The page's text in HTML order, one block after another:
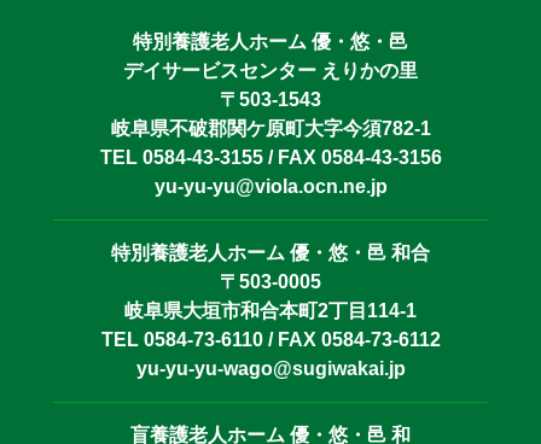
特別養護老人ホーム 優・悠・邑
デイサービスセンター えりかの里
〒503-1543
岐阜県不破郡関ケ原町大字今須782-1
TEL 0584-43-3155 / FAX 0584-43-3156
yu-yu-yu@viola.ocn.ne.jp
特別養護老人ホーム 優・悠・邑 和合
〒503-0005
岐阜県大垣市和合本町2丁目114-1
TEL 0584-73-6110 / FAX 0584-73-6112
yu-yu-yu-wago@sugiwakai.jp
盲養護老人ホーム 優・悠・邑 和